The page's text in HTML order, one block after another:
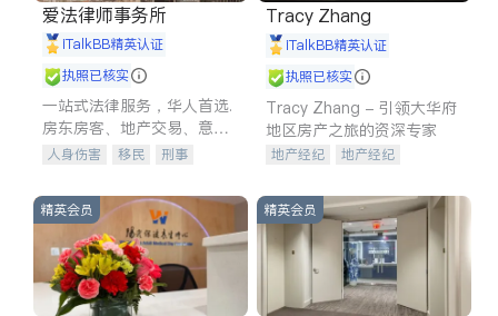
爱法律师事务所
iTalkBB精英认证
执照已核实
一站式法律服务，华人首选.
房东房客、地产交易、意外
伤害、车祸重伤、商业诉
建筑合同、刑事案件全包办
人身伤害 移民
刑事
信托/遗嘱
商业
商标注册
律师-其它 保释
Tracy Zhang
iTalkBB精英认证
执照已核实
Tracy Zhang - 引领大华府
地区房产之旅的资深专家
地产经纪
地产经纪
商铺租售
开发商建商
精英会员 精英会员